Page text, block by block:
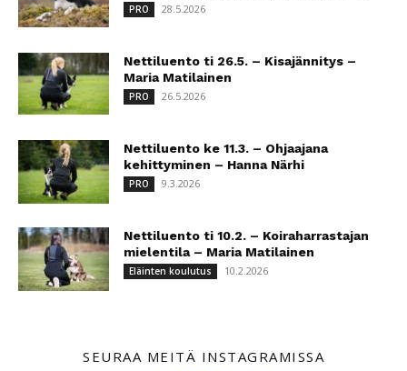
PRO 28.5.2026
Nettiluento ti 26.5. – Kisajännitys –
Maria Matilainen
PRO 26.5.2026
Nettiluento ke 11.3. – Ohjaajana
kehittyminen – Hanna Närhi
PRO 9.3.2026
Nettiluento ti 10.2. – Koiraharrastajan
mielentila – Maria Matilainen
Eläinten koulutus 10.2.2026
SEURAA MEITÄ INSTAGRAMISSA